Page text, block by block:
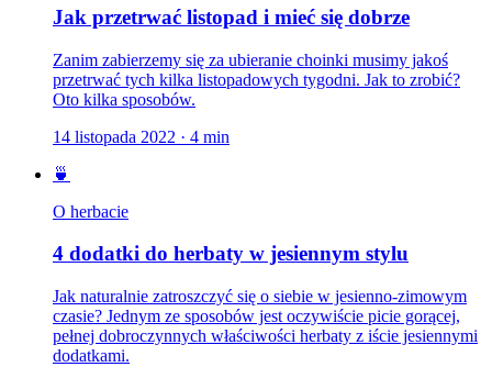
Jak przetrwać listopad i mieć się dobrze
Zanim zabierzemy się za ubieranie choinki musimy jakoś
przetrwać tych kilka listopadowych tygodni. Jak to zrobić?
Oto kilka sposobów.
14 listopada 2022 · 4 min
🍵
O herbacie
4 dodatki do herbaty w jesiennym stylu
Jak naturalnie zatroszczyć się o siebie w jesienno-zimowym
czasie? Jednym ze sposobów jest oczywiście picie gorącej,
pełnej dobroczynnych właściwości herbaty z iście jesiennymi
dodatkami.